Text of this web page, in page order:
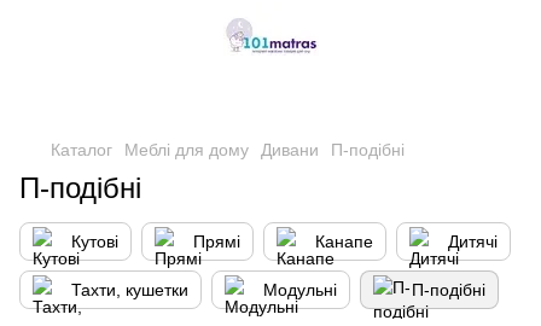
Каталог Меблі для дому Дивани П-подібні
П-подібні
Кутові Прямі Канапе Дитячі
Тахти, кушетки Модульні П-подібні